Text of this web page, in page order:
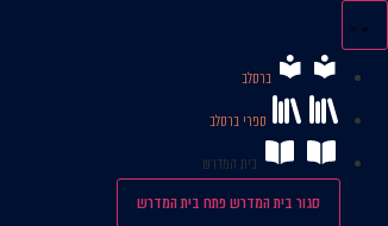
לתוכן
ברסלב
ספרי ברסלב
בית המדרש
סגור בית המדרשפתח בית המדרש